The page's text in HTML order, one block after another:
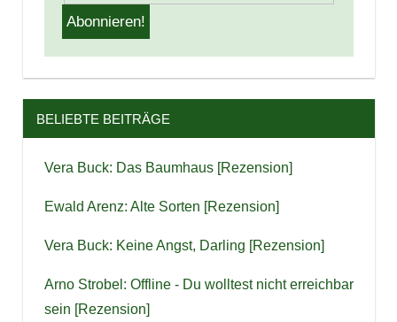
BELIEBTE BEITRÄGE
Vera Buck: Das Baumhaus [Rezension]
Ewald Arenz: Alte Sorten [Rezension]
Vera Buck: Keine Angst, Darling [Rezension]
Arno Strobel: Offline - Du wolltest nicht erreichbar
sein [Rezension]